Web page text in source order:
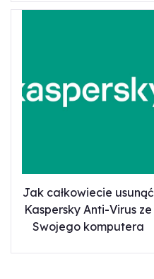
Jak całkowiecie usunąć
Kaspersky Anti-Virus ze
Swojego komputera